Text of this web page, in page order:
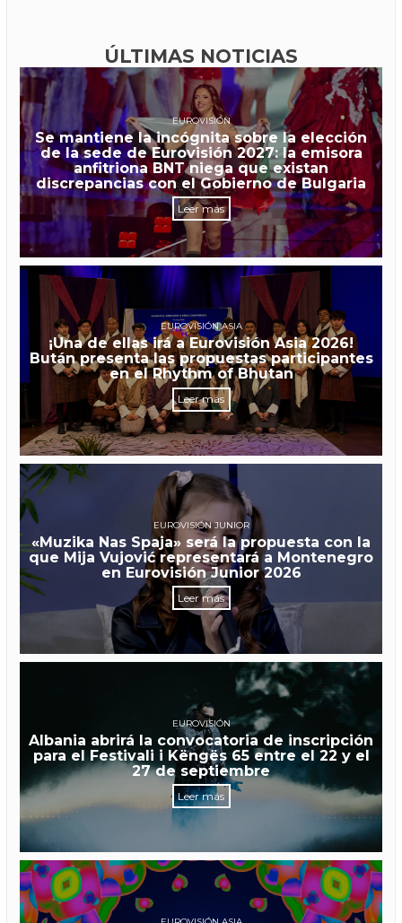
ÚLTIMAS NOTICIAS
EUROVISIÓN
Se mantiene la incógnita sobre la elección
de la sede de Eurovisión 2027: la emisora
anfitriona BNT niega que existan
discrepancias con el Gobierno de Bulgaria
Leer más
EUROVISIÓN ASIA
¡Una de ellas irá a Eurovisión Asia 2026!
Bután presenta las propuestas participantes
en el Rhythm of Bhutan
Leer más
EUROVISIÓN JUNIOR
«Muzika Nas Spaja» será la propuesta con la
que Mija Vujović representará a Montenegro
en Eurovisión Junior 2026
Leer más
EUROVISIÓN
Albania abrirá la convocatoria de inscripción
para el Festivali i Këngës 65 entre el 22 y el
27 de septiembre
Leer más